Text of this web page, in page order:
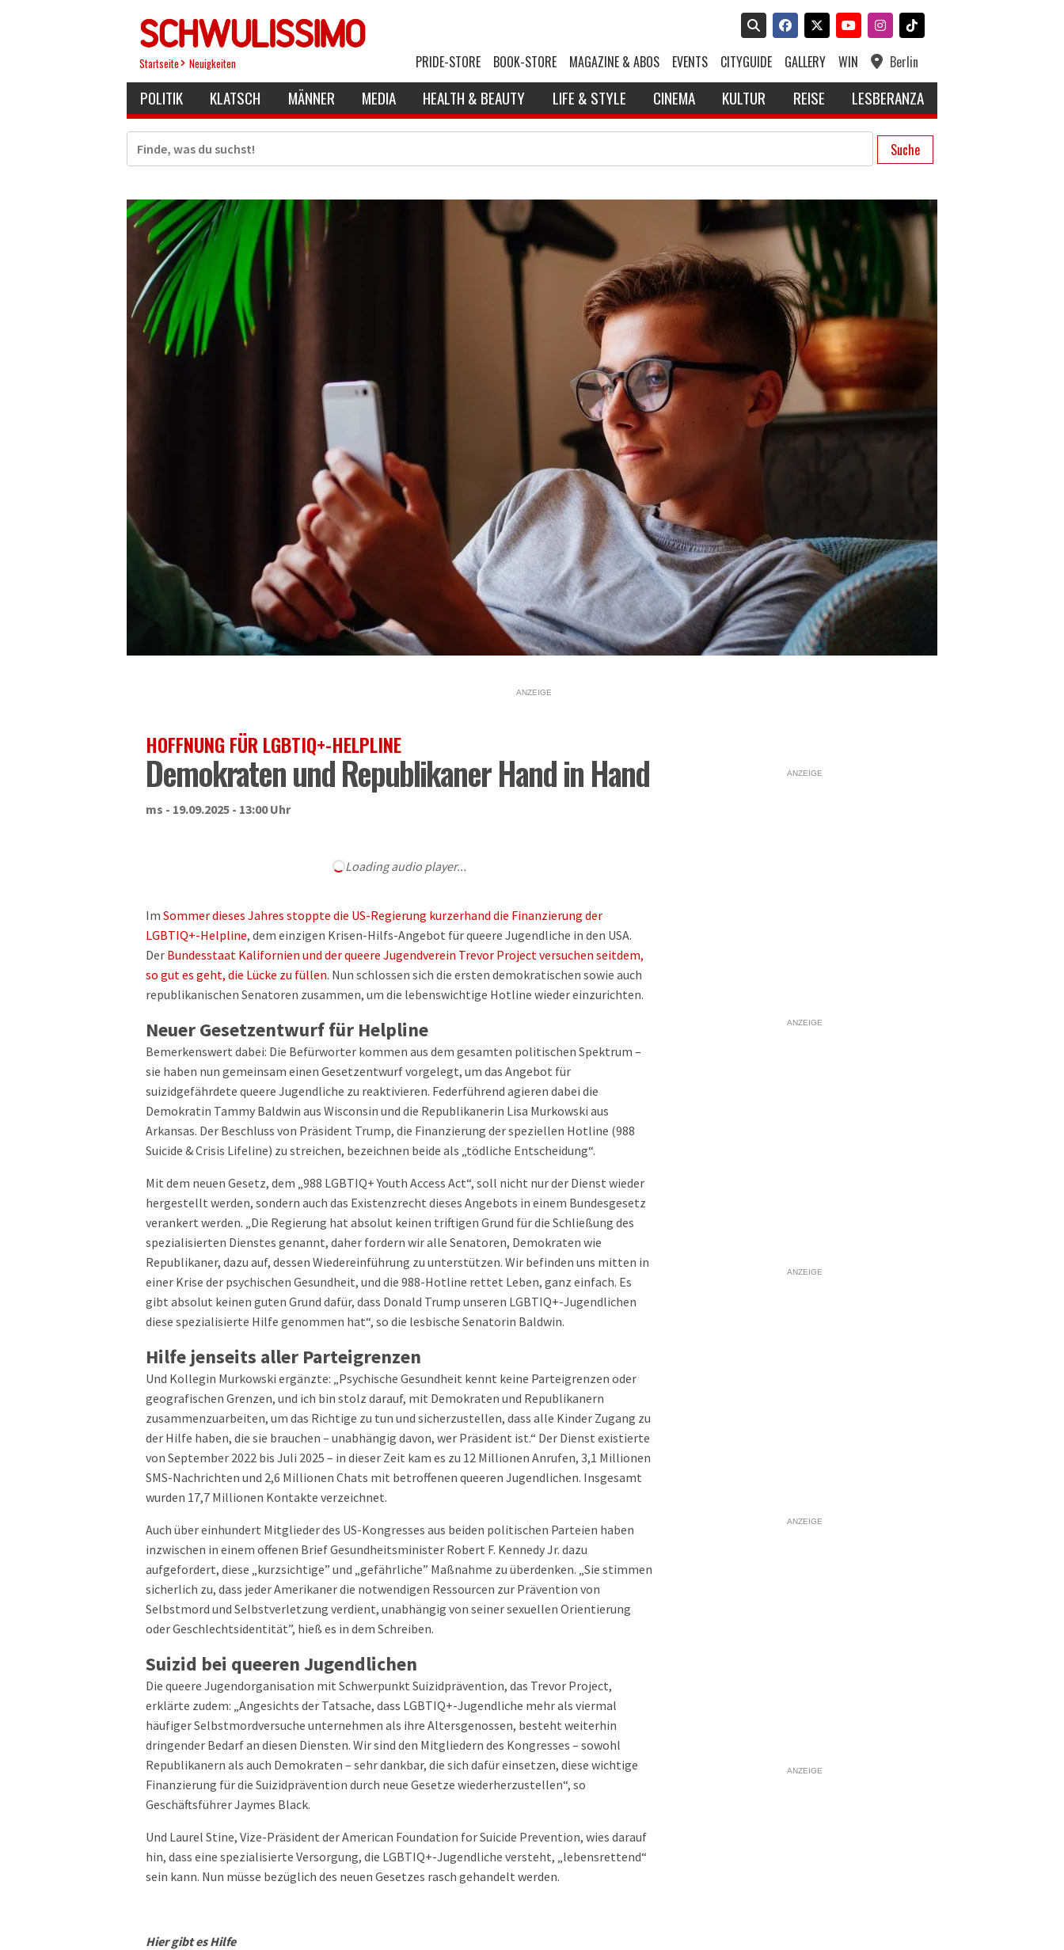
Startseite Neuigkeiten PRIDE-STORE BOOK-STORE MAGAZINE & ABOS EVENTS CITYGUIDE GALLERY WIN Berlin
POLITIK KLATSCH MÄNNER MEDIA HEALTH & BEAUTY LIFE & STYLE CINEMA KULTUR REISE LESBERANZA
Suche
ANZEIGE
HOFFNUNG FÜR LGBTIQ+-HELPLINE
Demokraten und Republikaner Hand in Hand
ms - 19.09.2025 - 13:00 Uhr
Loading audio player...
Im Sommer dieses Jahres stoppte die US-Regierung kurzerhand die Finanzierung der
LGBTIQ+-Helpline, dem einzigen Krisen-Hilfs-Angebot für queere Jugendliche in den USA.
Der Bundesstaat Kalifornien und der queere Jugendverein Trevor Project versuchen seitdem,
so gut es geht, die Lücke zu füllen. Nun schlossen sich die ersten demokratischen sowie auch
republikanischen Senatoren zusammen, um die lebenswichtige Hotline wieder einzurichten.
Neuer Gesetzentwurf für Helpline
Bemerkenswert dabei: Die Befürworter kommen aus dem gesamten politischen Spektrum –
sie haben nun gemeinsam einen Gesetzentwurf vorgelegt, um das Angebot für
suizidgefährdete queere Jugendliche zu reaktivieren. Federführend agieren dabei die
Demokratin Tammy Baldwin aus Wisconsin und die Republikanerin Lisa Murkowski aus
Arkansas. Der Beschluss von Präsident Trump, die Finanzierung der speziellen Hotline (988
Suicide & Crisis Lifeline) zu streichen, bezeichnen beide als „tödliche Entscheidung“.
Mit dem neuen Gesetz, dem „988 LGBTIQ+ Youth Access Act“, soll nicht nur der Dienst wieder
hergestellt werden, sondern auch das Existenzrecht dieses Angebots in einem Bundesgesetz
verankert werden. „Die Regierung hat absolut keinen triftigen Grund für die Schließung des
spezialisierten Dienstes genannt, daher fordern wir alle Senatoren, Demokraten wie
Republikaner, dazu auf, dessen Wiedereinführung zu unterstützen. Wir befinden uns mitten in
einer Krise der psychischen Gesundheit, und die 988-Hotline rettet Leben, ganz einfach. Es
gibt absolut keinen guten Grund dafür, dass Donald Trump unseren LGBTIQ+-Jugendlichen
diese spezialisierte Hilfe genommen hat“, so die lesbische Senatorin Baldwin.
Hilfe jenseits aller Parteigrenzen
Und Kollegin Murkowski ergänzte: „Psychische Gesundheit kennt keine Parteigrenzen oder
geografischen Grenzen, und ich bin stolz darauf, mit Demokraten und Republikanern
zusammenzuarbeiten, um das Richtige zu tun und sicherzustellen, dass alle Kinder Zugang zu
der Hilfe haben, die sie brauchen – unabhängig davon, wer Präsident ist.“ Der Dienst existierte
von September 2022 bis Juli 2025 – in dieser Zeit kam es zu 12 Millionen Anrufen, 3,1 Millionen
SMS-Nachrichten und 2,6 Millionen Chats mit betroffenen queeren Jugendlichen. Insgesamt
wurden 17,7 Millionen Kontakte verzeichnet.
Auch über einhundert Mitglieder des US-Kongresses aus beiden politischen Parteien haben
inzwischen in einem offenen Brief Gesundheitsminister Robert F. Kennedy Jr. dazu
aufgefordert, diese „kurzsichtige” und „gefährliche” Maßnahme zu überdenken. „Sie stimmen
sicherlich zu, dass jeder Amerikaner die notwendigen Ressourcen zur Prävention von
Selbstmord und Selbstverletzung verdient, unabhängig von seiner sexuellen Orientierung
oder Geschlechtsidentität”, hieß es in dem Schreiben.
Suizid bei queeren Jugendlichen
Die queere Jugendorganisation mit Schwerpunkt Suizidprävention, das Trevor Project,
erklärte zudem: „Angesichts der Tatsache, dass LGBTIQ+-Jugendliche mehr als viermal
häufiger Selbstmordversuche unternehmen als ihre Altersgenossen, besteht weiterhin
dringender Bedarf an diesen Diensten. Wir sind den Mitgliedern des Kongresses – sowohl
Republikanern als auch Demokraten – sehr dankbar, die sich dafür einsetzen, diese wichtige
Finanzierung für die Suizidprävention durch neue Gesetze wiederherzustellen“, so
Geschäftsführer Jaymes Black.
Und Laurel Stine, Vize-Präsident der American Foundation for Suicide Prevention, wies darauf
hin, dass eine spezialisierte Versorgung, die LGBTIQ+-Jugendliche versteht, „lebensrettend“
sein kann. Nun müsse bezüglich des neuen Gesetzes rasch gehandelt werden.
Hier gibt es Hilfe
ANZEIGE
ANZEIGE
ANZEIGE
ANZEIGE
ANZEIGE